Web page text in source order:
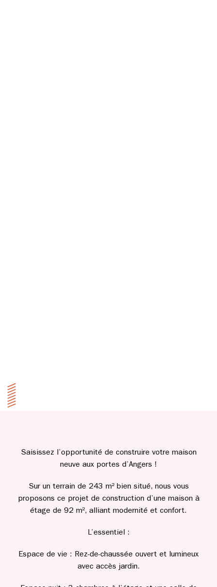
Saisissez l’opportunité de construire votre maison
neuve aux portes d’Angers !
Sur un terrain de 243 m² bien situé, nous vous
proposons ce projet de construction d’une maison à
étage de 92 m², alliant modernité et confort.
L’essentiel :
Espace de vie : Rez-de-chaussée ouvert et lumineux
avec accès jardin.